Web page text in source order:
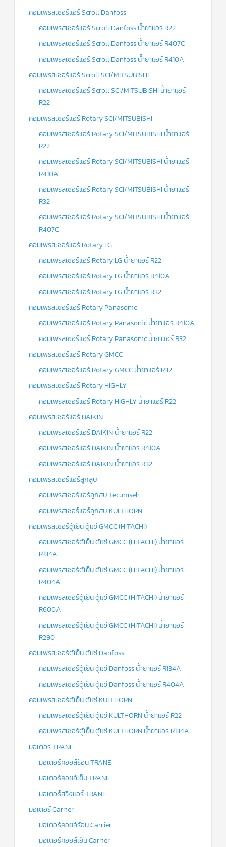
คอมเพรสเซอร์แอร์ Scroll Danfoss
คอมเพรสเซอร์แอร์ Scroll Danfoss น้ำยาแอร์ R22
คอมเพรสเซอร์แอร์ Scroll Danfoss น้ำยาแอร์ R407C
คอมเพรสเซอร์แอร์ Scroll Danfoss น้ำยาแอร์ R410A
คอมเพรสเซอร์แอร์ Scroll SCI/MITSUBISHI
คอมเพรสเซอร์แอร์ Scroll SCI/MITSUBISHI น้ำยาแอร์
R22
คอมเพรสเซอร์แอร์ Rotary SCI/MITSUBISHI
คอมเพรสเซอร์แอร์ Rotary SCI/MITSUBISHI น้ำยาแอร์
R22
คอมเพรสเซอร์แอร์ Rotary SCI/MITSUBISHI น้ำยาแอร์
R410A
คอมเพรสเซอร์แอร์ Rotary SCI/MITSUBISHI น้ำยาแอร์
R32
คอมเพรสเซอร์แอร์ Rotary SCI/MITSUBISHI น้ำยาแอร์
R407C
คอมเพรสเซอร์แอร์ Rotary LG
คอมเพรสเซอร์แอร์ Rotary LG น้ำยาแอร์ R22
คอมเพรสเซอร์แอร์ Rotary LG น้ำยาแอร์ R410A
คอมเพรสเซอร์แอร์ Rotary LG น้ำยาแอร์ R32
คอมเพรสเซอร์แอร์ Rotary Panasonic
คอมเพรสเซอร์แอร์ Rotary Panasonic น้ำยาแอร์ R410A
คอมเพรสเซอร์แอร์ Rotary Panasonic น้ำยาแอร์ R32
คอมเพรสเซอร์แอร์ Rotary GMCC
คอมเพรสเซอร์แอร์ Rotary GMCC น้ำยาแอร์ R32
คอมเพรสเซอร์แอร์ Rotary HIGHLY
คอมเพรสเซอร์แอร์ Rotary HIGHLY น้ำยาแอร์ R22
คอมเพรสเซอร์แอร์ DAIKIN
คอมเพรสเซอร์แอร์ DAIKIN น้ำยาแอร์ R22
คอมเพรสเซอร์แอร์ DAIKIN น้ำยาแอร์ R410A
คอมเพรสเซอร์แอร์ DAIKIN น้ำยาแอร์ R32
คอมเพรสเซอร์แอร์ลูกสูบ
คอมเพรสเซอร์แอร์ลูกสูบ Tecumseh
คอมเพรสเซอร์แอร์ลูกสูบ KULTHORN
คอมเพรสเซอร์ตู้เย็น ตู้แช่ GMCC (HITACHI)
คอมเพรสเซอร์ตู้เย็น ตู้แช่ GMCC (HITACHI) น้ำยาแอร์
R134A
คอมเพรสเซอร์ตู้เย็น ตู้แช่ GMCC (HITACHI) น้ำยาแอร์
R404A
คอมเพรสเซอร์ตู้เย็น ตู้แช่ GMCC (HITACHI) น้ำยาแอร์
R600A
คอมเพรสเซอร์ตู้เย็น ตู้แช่ GMCC (HITACHI) น้ำยาแอร์
R290
คอมเพรสเซอร์ตู้เย็น ตู้แช่ Danfoss
คอมเพรสเซอร์ตู้เย็น ตู้แช่ Danfoss น้ำยาแอร์ R134A
คอมเพรสเซอร์ตู้เย็น ตู้แช่ Danfoss น้ำยาแอร์ R404A
คอมเพรสเซอร์ตู้เย็น ตู้แช่ KULTHORN
คอมเพรสเซอร์ตู้เย็น ตู้แช่ KULTHORN น้ำยาแอร์ R22
คอมเพรสเซอร์ตู้เย็น ตู้แช่ KULTHORN น้ำยาแอร์ R134A
มอเตอร์ TRANE
มอเตอร์คอยล์ร้อน TRANE
มอเตอร์คอยล์เย็น TRANE
มอเตอร์สวิงแอร์ TRANE
มอเตอร์ Carrier
มอเตอร์คอยล์ร้อน Carrier
มอเตอร์คอยล์เย็น Carrier